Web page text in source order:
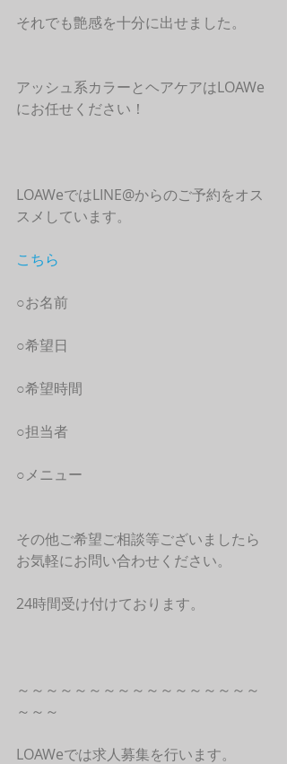
それでも艶感を十分に出せました。
アッシュ系カラーとヘアケアはLOAWe
にお任せください！
LOAWeではLINE@からのご予約をオス
スメしています。
こちら
○お名前
○希望日
○希望時間
○担当者
○メニュー
その他ご希望ご相談等ございましたら
お気軽にお問い合わせください。
24時間受け付けております。
～～～～～～～～～～～～～～～～～
～～～
LOAWeでは求人募集を行います。